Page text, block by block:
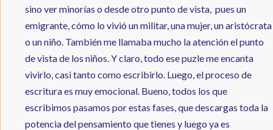
sino ver minorías o desde otro punto de vista, pues un
emigrante, cómo lo vivió un militar, una mujer, un aristócrata
o un niño. También me llamaba mucho la atención el punto
de vista de los niños. Y claro, todo ese puzle me encanta
vivirlo, casi tanto como escribirlo. Luego, el proceso de
escritura es muy emocional. Bueno, todos los que
escribimos pasamos por estas fases, que descargas toda la
potencia del pensamiento que tienes y luego ya es